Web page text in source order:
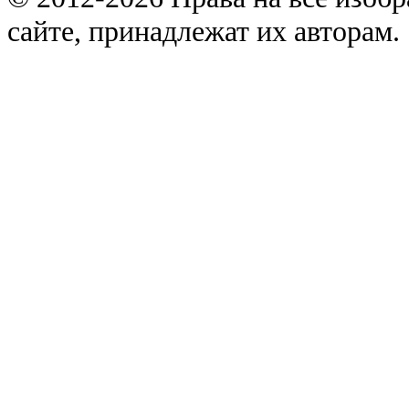
сайте, принадлежат их авторам.